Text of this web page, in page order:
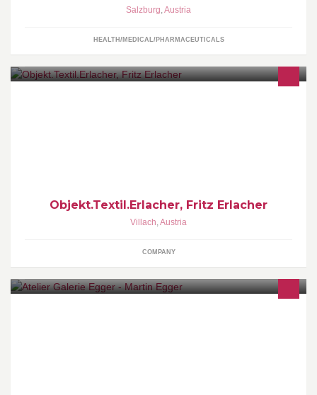
Salzburg,Austria
HEALTH/MEDICAL/PHARMACEUTICALS
Objekt.Textil.Erlacher, Fritz Erlacher
Villach,Austria
COMPANY